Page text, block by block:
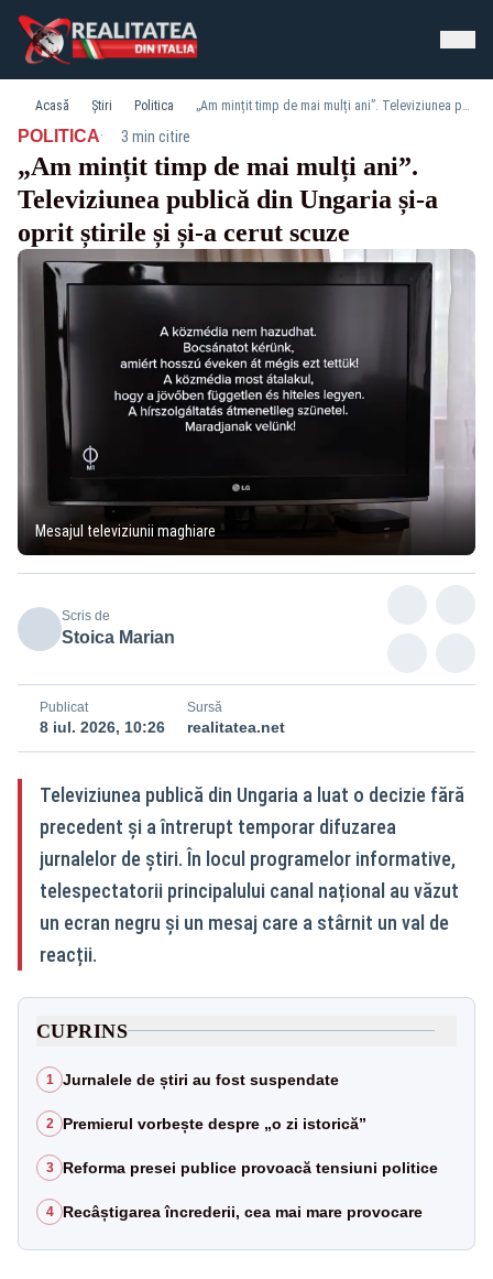
Acasă Știri Politica „Am mințit timp de mai mulți ani”. Televiziunea publică din Ungaria și-a oprit știrile și și-a cerut scuze
POLITICA· 3 min citire
„Am mințit timp de mai mulți ani”.
Televiziunea publică din Ungaria și-a
oprit știrile și și-a cerut scuze
Mesajul televiziunii maghiare
Scris de
Stoica Marian
Publicat
8 iul. 2026, 10:26
Sursă
realitatea.net
Televiziunea publică din Ungaria a luat o decizie fără
precedent și a întrerupt temporar difuzarea
jurnalelor de știri. În locul programelor informative,
telespectatorii principalului canal național au văzut
un ecran negru și un mesaj care a stârnit un val de
reacții.
CUPRINS
1 Jurnalele de știri au fost suspendate
2 Premierul vorbește despre „o zi istorică”
3 Reforma presei publice provoacă tensiuni politice
4 Recâștigarea încrederii, cea mai mare provocare